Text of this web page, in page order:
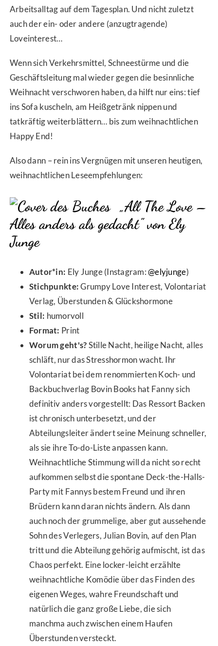
Arbeitsalltag auf dem Tagesplan. Und nicht zuletzt
auch der ein- oder andere (anzugtragende)
Loveinterest…
Wenn sich Verkehrsmittel, Schneestürme und die
Geschäftsleitung mal wieder gegen die besinnliche
Weihnacht verschworen haben, da hilft nur eins: tief
ins Sofa kuscheln, am Heißgetränk nippen und
tatkräftig weiterblättern… bis zum weihnachtlichen
Happy End!
Also dann – rein ins Vergnügen mit unseren heutigen,
weihnachtlichen Leseempfehlungen:
„All The Love –
Alles anders als gedacht" von Ely
Junge
Autor*in: Ely Junge (Instagram:@elyjunge)
Stichpunkte:Grumpy Love Interest, Volontariat
Verlag, Überstunden & Glückshormone
Stil: humorvoll
Format: Print
Worum geht's?Stille Nacht, heilige Nacht, alles
schläft, nur das Stresshormon wacht. Ihr
Volontariat bei dem renommierten Koch- und
Backbuchverlag Bovin Books hat Fanny sich
definitiv anders vorgestellt: Das Ressort Backen
ist chronisch unterbesetzt, und der
Abteilungsleiter ändert seine Meinung schneller,
als sie ihre To-do-Liste anpassen kann.
Weihnachtliche Stimmung will da nicht so recht
aufkommen selbst die spontane Deck-the-Halls-
Party mit Fannys bestem Freund und ihren
Brüdern kann daran nichts ändern. Als dann
auch noch der grummelige, aber gut aussehende
Sohn des Verlegers, Julian Bovin, auf den Plan
tritt und die Abteilung gehörig aufmischt, ist das
Chaos perfekt. Eine locker-leicht erzählte
weihnachtliche Komödie über das Finden des
eigenen Weges, wahre Freundschaft und
natürlich die ganz große Liebe, die sich
manchma auch zwischen einem Haufen
Überstunden versteckt.